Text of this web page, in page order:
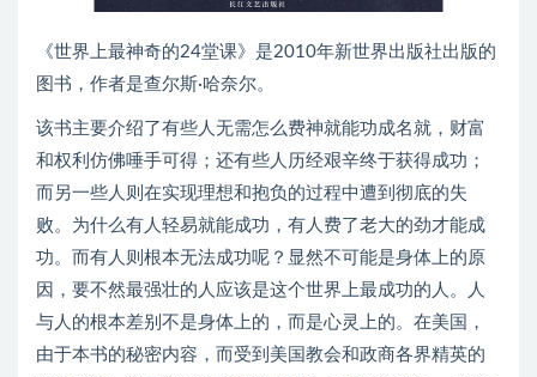
《世界上最神奇的24堂课》是2010年新世界出版社出版的
图书，作者是查尔斯·哈奈尔。
该书主要介绍了有些人无需怎么费神就能功成名就，财富
和权利仿佛唾手可得；还有些人历经艰辛终于获得成功；
而另一些人则在实现理想和抱负的过程中遭到彻底的失
败。为什么有人轻易就能成功，有人费了老大的劲才能成
功。而有人则根本无法成功呢？显然不可能是身体上的原
因，要不然最强壮的人应该是这个世界上最成功的人。人
与人的根本差别不是身体上的，而是心灵上的。在美国，
由于本书的秘密内容，而受到美国教会和政商各界精英的